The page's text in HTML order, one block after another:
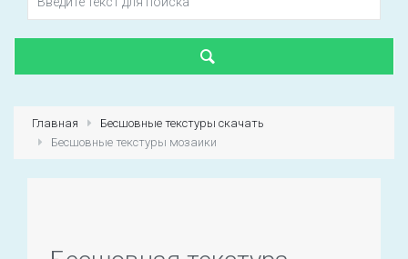
Первый раз?
Главная
Бесшовные текстуры скачать
Бесшовные текстуры мозаики